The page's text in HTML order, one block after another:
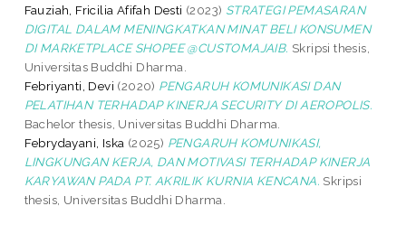
Fauziah, Fricilia Afifah Desti (2023) STRATEGI PEMASARAN
DIGITAL DALAM MENINGKATKAN MINAT BELI KONSUMEN
DI MARKETPLACE SHOPEE @CUSTOMAJAIB. Skripsi thesis,
Universitas Buddhi Dharma.
Febriyanti, Devi (2020) PENGARUH KOMUNIKASI DAN
PELATIHAN TERHADAP KINERJA SECURITY DI AEROPOLIS.
Bachelor thesis, Universitas Buddhi Dharma.
Febrydayani, Iska (2025) PENGARUH KOMUNIKASI,
LINGKUNGAN KERJA, DAN MOTIVASI TERHADAP KINERJA
KARYAWAN PADA PT. AKRILIK KURNIA KENCANA. Skripsi
thesis, Universitas Buddhi Dharma.